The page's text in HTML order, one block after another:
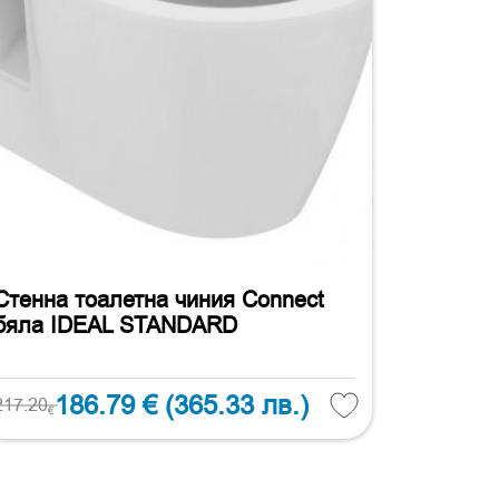
тоалетна чиния Connect
IDEAL STANDARD
€186.79 € (365.33 лв.)